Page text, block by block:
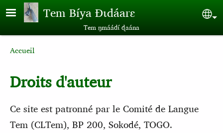
Aller au contenu principal
Tem Bíya Ɖɩdáarɛ
Tem ŋmáádɩ́ ɖaána
Breadcrumb
Accueil
Droits d'auteur
Ce site est patronné par le Comité de Langue
Tem (CLTem), BP 200, Sokodé, TOGO.